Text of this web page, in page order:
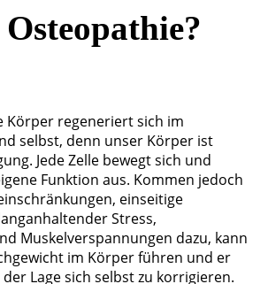
Körper regeneriert sich im
selbst, denn unser Körper ist
Jede Zelle bewegt sich und
Funktion aus. Kommen jedoch
einseitige
Stress,
Muskelverspannungen dazu, kann
im Körper führen und er
Lage sich selbst zu korrigieren.